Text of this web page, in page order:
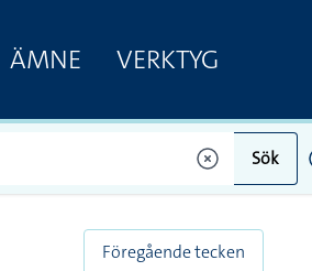
ÄMNE VERKTYG
Sök
Föregående tecken